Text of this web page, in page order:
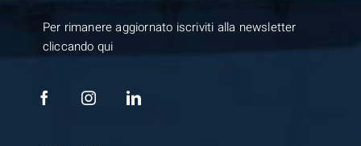
Per rimanere aggiornato iscriviti alla newsletter
cliccando qui